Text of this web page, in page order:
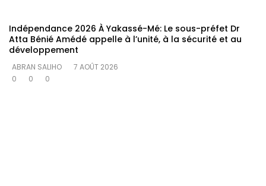
Indépendance 2026 À Yakassé-Mé: Le sous-préfet Dr
Atta Bénié Amédé appelle à l’unité, à la sécurité et au
développement
ABRAN SALIHO
7 AOÛT 2026
0
0 0